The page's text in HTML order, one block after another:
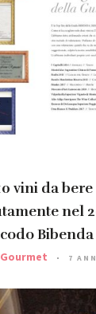
vini da bere
nel
Bibenda
7